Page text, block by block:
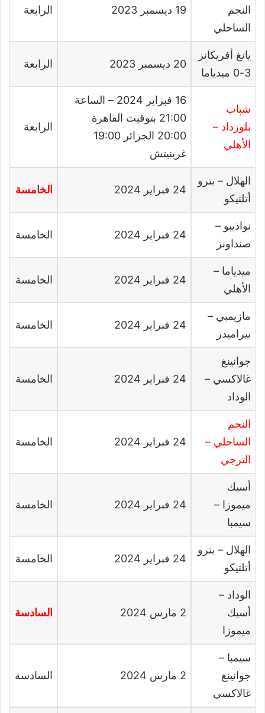
النجم
الساحلي
19 ديسمبر 2023 الرابعة
يانغ أفريكانز
3-0
ميدياما
20 ديسمبر 2023 الرابعة
شباب
بلوزداد–
الأهلي
16 فبراير
الساعة
21:00 بتوقيت القاهرة
20:00 الجزائر 19:00
غرينيتش
الرابعة
الهلال – بترو
أتلتيكو
24 فبراير الخامسة
نواذيبو –
صنداونز
24 فبراير الخامسة
ميدياما –
الأهلي
24 فبراير الخامسة
مازيمبي –
بيراميدز
24 فبراير الخامسة
جوانينغ
غالاكسي–
الوداد
24 فبراير الخامسة
النجم
الساحلي –
الترجي
24 فبراير الخامسة
أسيك
ميموزا –
سيمبا
24 فبراير الخامسة
الهلال – بترو
أتلتيكو
24 فبراير الخامسة
الوداد –
أسيك
ميموزا
2 مارس السادسة
سيمبا –
جوانينغ
غالاكسي
2 مارس السادسة